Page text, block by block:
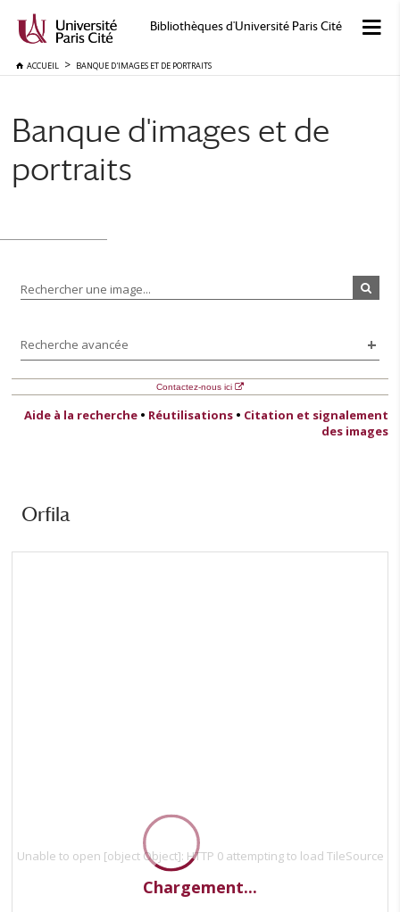
Bibliothèques d'Université Paris Cité
ACCUEIL BANQUE D'IMAGES ET DE PORTRAITS
Banque d'images et de
portraits
Rechercher une image...
Recherche avancée
Contactez-nous ici
Aide à la recherche • Réutilisations • Citation et signalement
des images
Orfila
Unable to open [object Object]: HTTP 0 attempting to load TileSource
Chargement...